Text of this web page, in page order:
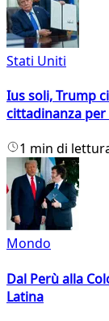
Stati Uniti
Ius soli, Trump
cittadinanza per
1 min di
Mondo
Dal Perù alla
Latina